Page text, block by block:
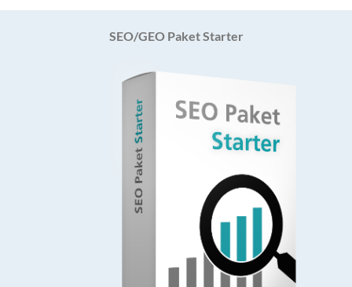
SEO/GEO Paket Starter